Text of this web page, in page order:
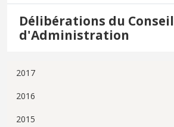
Délibérations du Conseil
d'Administration
2017
2016
2015